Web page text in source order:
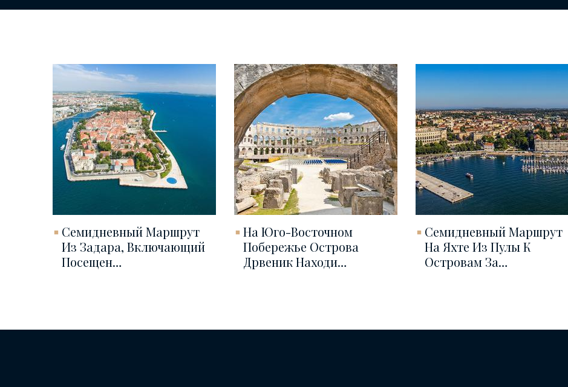
Семидневный Маршрут
Из Задара, Включающий
Посещен…
На Юго-Восточном
Побережье Острова
Дрвеник Находи…
Семидневный Маршрут
На Яхте Из Пулы К
Островам За…